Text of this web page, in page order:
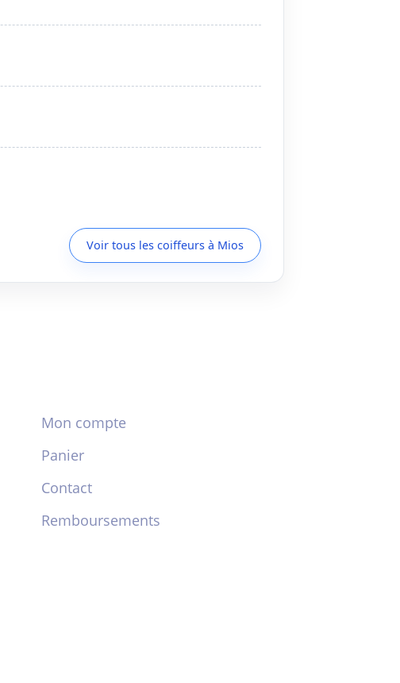
Voir tous les coiffeurs à Mios
Mon compte
Panier
Contact
Remboursements